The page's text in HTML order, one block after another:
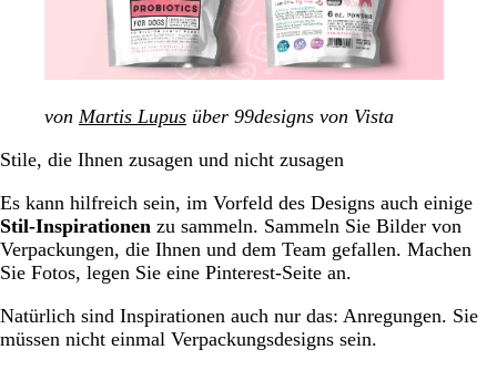
von Martis Lupus über 99designs von Vista
Stile, die Ihnen zusagen und nicht zusagen
Es kann hilfreich sein, im Vorfeld des Designs auch einige
Stil-Inspirationen zu sammeln. Sammeln Sie Bilder von
Verpackungen, die Ihnen und dem Team gefallen. Machen
Sie Fotos, legen Sie eine Pinterest-Seite an.
Natürlich sind Inspirationen auch nur das: Anregungen. Sie
müssen nicht einmal Verpackungsdesigns sein.